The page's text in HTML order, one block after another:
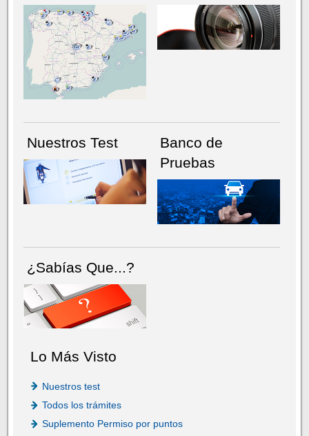
NÚMERO ACTUALHEMEROTECA
Nuestros Test
Banco de
Pruebas
¿Sabías Que...?
Lo Más Visto
Nuestros test
Todos los trámites
Suplemento Permiso por puntos